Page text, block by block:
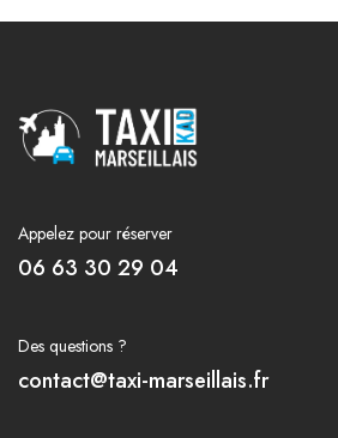
Appelez pour réserver
06 63 30 29 04
Des questions ?
contact@taxi-marseillais.fr